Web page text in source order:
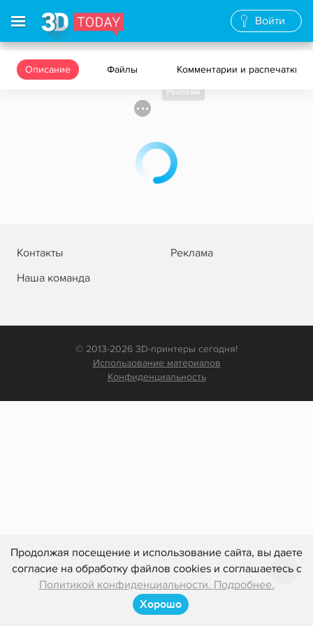
Продолжая посещение и использование сайта, вы даете
согласие на обработку файлов cookies и соглашаетесь с
Политикой конфиденциальности. Подробнее.
Хорошо
Войти
Описание Файлы Комментарии и распечатки
Реклама
Контакты
Реклама
Наша команда
© 2013-2026 3D-принтеры сегодня!
Использование материалов
Конфиденциальность